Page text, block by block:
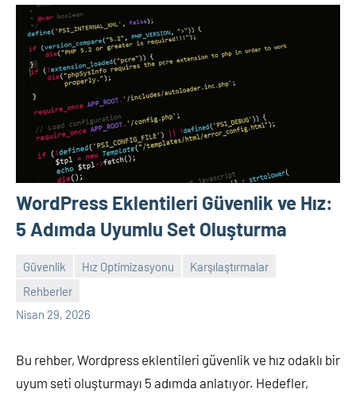
WordPress Eklentileri Güvenlik ve Hız:
5 Adımda Uyumlu Set Oluşturma
Güvenlik Hız Optimizasyonu
Karşılaştırmalar
Rehberler
Nisan 29, 2026
admin
Yorum
yapılmamış
Bu rehber, Wordpress eklentileri güvenlik ve hız odaklı bir
uyum seti oluşturmayı 5 adımda anlatıyor. Hedefler,